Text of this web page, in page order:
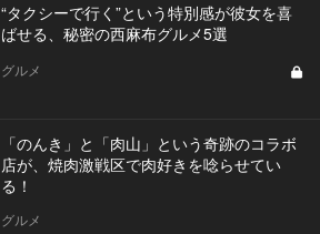
“タクシーで行く”という特別感が彼女を喜
ばせる、秘密の西麻布グルメ5選
グルメ
「のんき」と「肉山」という奇跡のコラボ
店が、焼肉激戦区で肉好きを唸らせてい
る！
グルメ